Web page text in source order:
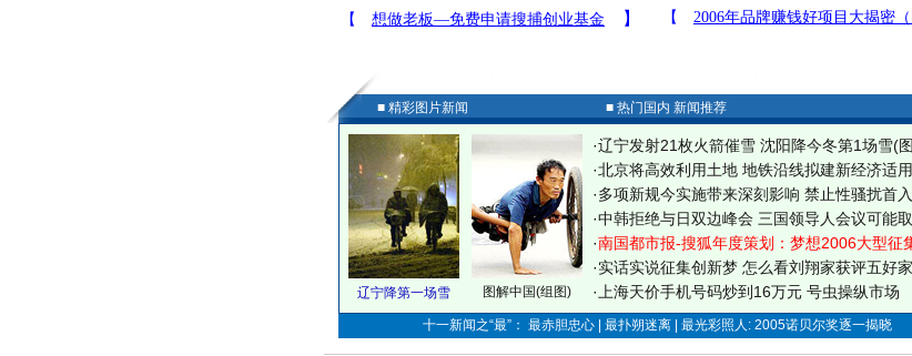
■ 精彩图片新闻 ■ 热门国内 新闻推荐
辽宁降第一场雪 图解中国(组图)
·辽宁发射21枚火箭催雪 沈阳降今冬第1场雪(
·北京将高效利用土地 地铁沿线拟建新经济适
·多项新规今实施带来深刻影响 禁止性骚扰首
·中韩拒绝与日双边峰会 三国领导人会议可能
·南国都市报-搜狐年度策划：梦想2006大型征
·实话实说征集创新梦 怎么看刘翔家获评五好
· 上海天价手机号码炒到16万元 号虫操纵市场
十一新闻之“最”： 最赤胆忠心 | 最扑朔迷离 | 最光彩照人: 2005诺贝尔奖逐一揭晓